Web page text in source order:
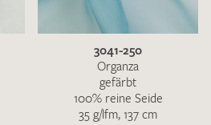
3041-250
Organza
gefärbt
100% reine Seide
35 g/lfm, 137 cm